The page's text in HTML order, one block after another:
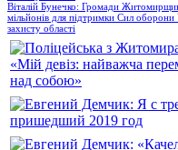
Віталій Бунечко: Громади
мільйонів для підтримки Сил оборони
захисту області